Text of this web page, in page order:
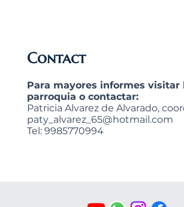
Contact
Para mayores informes visitar
parroquia o contactar:
Patricia Alvarez de Alvarado,
paty_alvarez_65@hotmail.com
Tel: 9985770994